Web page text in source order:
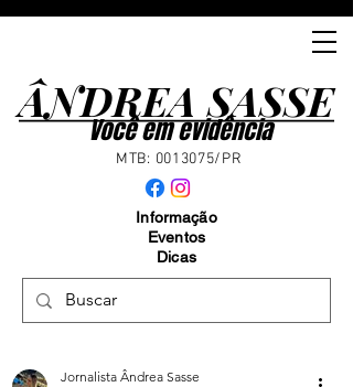
ÂNDREA SASSE
ÂNDREA SASSE
Você em evidência
MTB: 0013075/PR
Informação
Eventos
Dicas
Jornalista Ândrea Sasse